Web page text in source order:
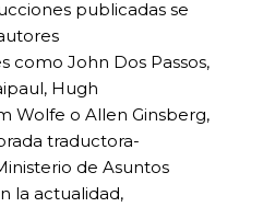
publicadas se
como John Dos Passos,
Hugh
Wolfe o Allen Ginsberg,
traductora-
de Asuntos
la actualidad,